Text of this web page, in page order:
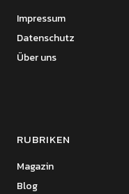
Impressum
Datenschutz
Über uns
RUBRIKEN
Magazin
Blog